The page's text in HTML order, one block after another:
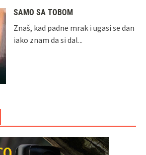
SAMO SA TOBOM
Znaš, kad padne mrak i ugasi se dan
iako znam da si dal...